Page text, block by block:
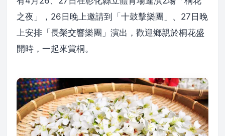
之夜」，26日晚上邀請到「十鼓擊樂團」、27日晚
上安排「長榮交響樂團」演出，歡迎鄉親於桐花盛
開時，一起來賞桐。